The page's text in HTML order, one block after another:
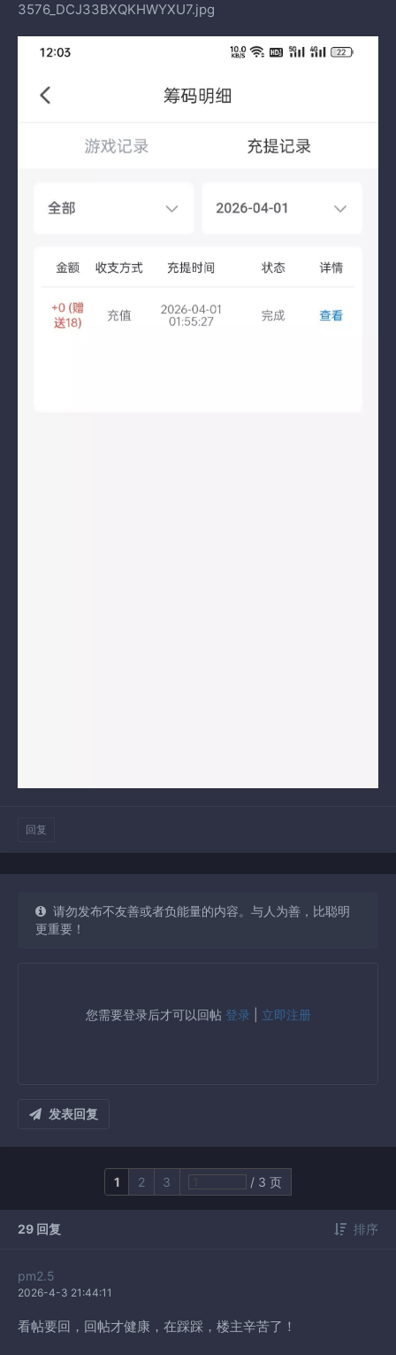
3576_DCJ33BXQKHWYXU7.jpg
回复
请勿发布不友善或者负能量的内容。与人为善，比聪明
更重要！
您需要登录后才可以回帖 登录 立即注册
发表回复
1 2 3 / 3 页
29 回复 排序
pm2.5
2026-4-3 21:44:11
看帖要回，回帖才健康，在踩踩，楼主辛苦了！